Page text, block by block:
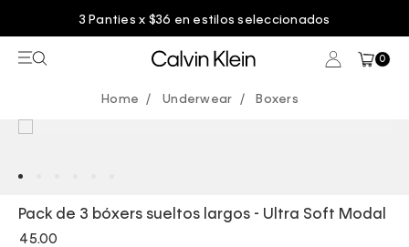
3 Panties x $36 en estilos seleccionados
0
Underwear Boxers
Pack de 3 bóxers sueltos largos - Ultra Soft Modal
45.00